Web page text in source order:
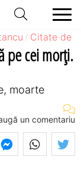
Citate de
pe cei morţi.
moarte
un comentariu